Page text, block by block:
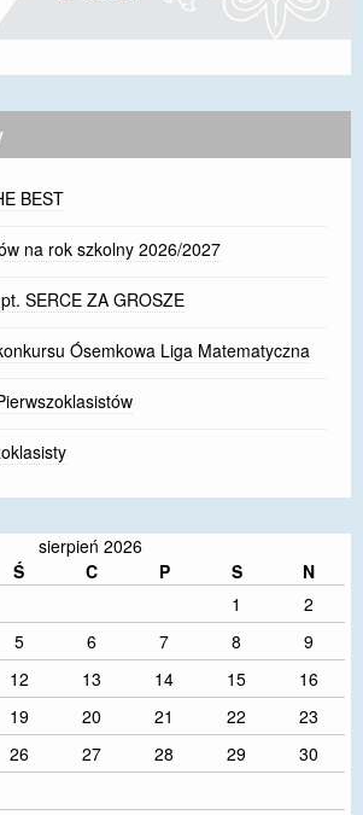
BEST
na rok szkolny 2026/2027
SERCE ZA GROSZE
Ósemkowa Liga Matematyczna
sierpień 2026
Ś C P S
N
1
2
5 6 7 8
9
12 13 14 15
16
19 20 21 22
23
26 27 28 29
30